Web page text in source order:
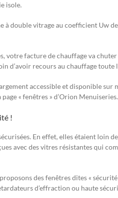
isole.
double vitrage au coefficient Uw
votre facture de chauffage va
d’avoir recours au chauffage toute
accessible et disponible sur
« fenêtres » d’Orion
!
En effet, elles étaient loin
avec des vitres résistantes qui
des fenêtres dites «
d’effraction ou haute